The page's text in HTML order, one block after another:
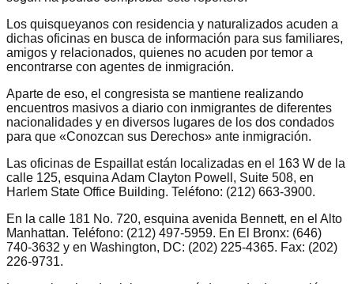
Los quisqueyanos con residencia y naturalizados acuden a
dichas oficinas en busca de información para sus familiares,
amigos y relacionados, quienes no acuden por temor a
encontrarse con agentes de inmigración.
Aparte de eso, el congresista se mantiene realizando
encuentros masivos a diario con inmigrantes de diferentes
nacionalidades y en diversos lugares de los dos condados
para que «Conozcan sus Derechos» ante inmigración.
Las oficinas de Espaillat están localizadas en el 163 W de la
calle 125, esquina Adam Clayton Powell, Suite 508, en
Harlem State Office Building. Teléfono: (212) 663-3900.
En la calle 181 No. 720, esquina avenida Bennett, en el Alto
Manhattan. Teléfono: (212) 497-5959. En El Bronx: (646)
740-3632 y en Washington, DC: (202) 225-4365. Fax: (202)
226-9731.